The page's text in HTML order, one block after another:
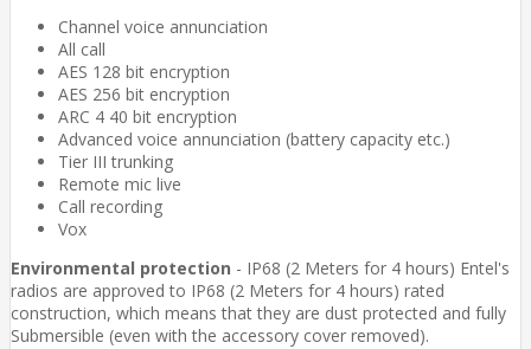
Channel voice annunciation
All call
AES 128 bit encryption
AES 256 bit encryption
ARC 4 40 bit encryption
Advanced voice annunciation (battery capacity etc.)
Tier III trunking
Remote mic live
Call recording
Vox
Environmental protection - IP68 (2 Meters for 4 hours) Entel's
radios are approved to IP68 (2 Meters for 4 hours) rated
construction, which means that they are dust protected and fully
Submersible (even with the accessory cover removed).